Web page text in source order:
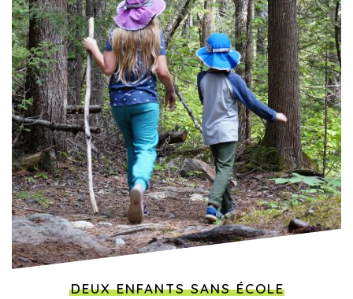
DEUX ENFANTS SANS ÉCOLE